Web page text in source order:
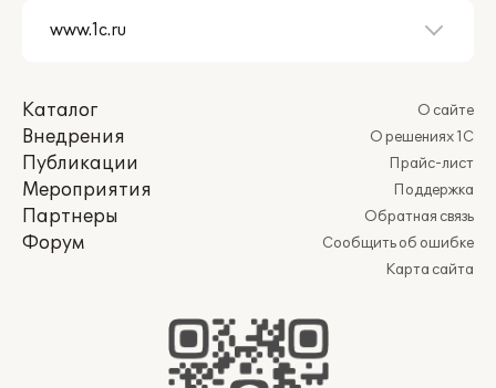
Каталог
Внедрения
Публикации
Мероприятия
Партнеры
Форум
О сайте
О решениях 1С
Прайс-лист
Поддержка
Обратная связь
Сообщить об ошибке
Карта сайта